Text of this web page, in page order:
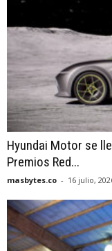
Hyundai Motor se
Premios Red...
masbytes.co - 16 julio,